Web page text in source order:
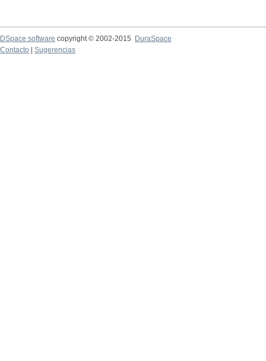
DSpace software copyright © 2002-2015
DuraSpace
Contacto
Sugerencias